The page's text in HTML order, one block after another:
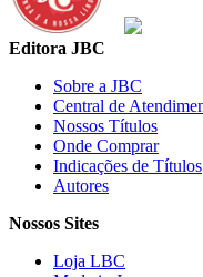
Editora JBC
Sobre a JBC
Central de
Nossos Títulos
Onde Comprar
Indicações de Títulos
Autores
Nossos Sites
Loja LBC